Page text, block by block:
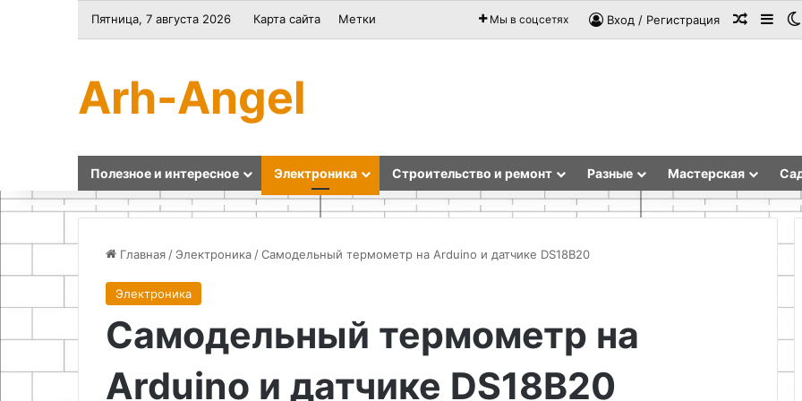
Пятница, 7 августа 2026 Карта сайта Метки Мы в соцсетях Вход / Регистрация
Arh-Angel
Полезное и интересное Электроника Строительство и ремонт Разные Мастерская
Главная / Электроника /Самодельный термометр на Arduino и датчике DS18B20
Электроника
Самодельный термометр на
Arduino и датчике DS18B20
поделки
из
вещей
выбрать
мастер-
по